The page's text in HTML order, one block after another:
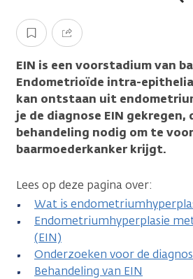
Opslaan Delen
EIN is een voorstadium van
Endometrioïde intra-
kan ontstaan uit
je de diagnose EIN gekregen,
behandeling nodig om te
baarmoederkanker krijgt.
Lees op deze pagina over:
Wat is
Endometriumhyperplasie
(EIN)
Onderzoeken voor de
Behandeling van EIN